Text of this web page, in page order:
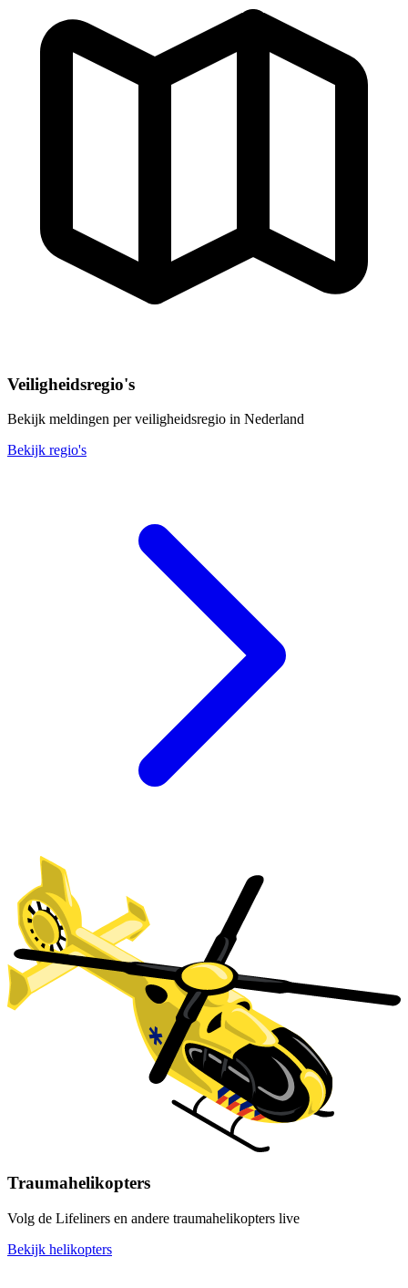
Veiligheidsregio's
Bekijk meldingen per veiligheidsregio in Nederland
Bekijk regio's
Traumahelikopters
Volg de Lifeliners en andere traumahelikopters live
Bekijk helikopters